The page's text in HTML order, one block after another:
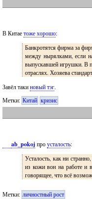
В Китаетоже хорошо:
Банкротятся фирма за
между нырялками, если
выпускавшей игрушки. В
отраслях. Хозяева
Завёл такиновый тэг.
Метки: Китай кризис
ab_pokojпроусталость:
Усталость, как ни
из кожи вон на работе и
говорящее, что всё
Метки: личностный рост